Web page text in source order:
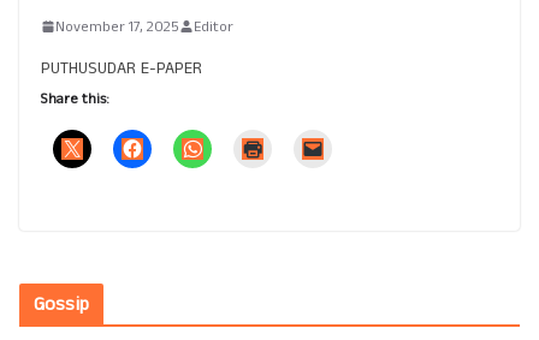
November 17, 2025 Editor
PUTHUSUDAR E-PAPER
Share this:
Gossip